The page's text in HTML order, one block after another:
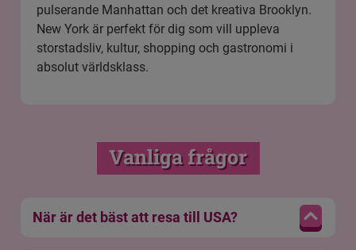
pulserande Manhattan och det kreativa Brooklyn.
New York är perfekt för dig som vill uppleva
storstadsliv, kultur, shopping och gastronomi i
absolut världsklass.
Vanliga frågor
När är det bäst att resa till USA?